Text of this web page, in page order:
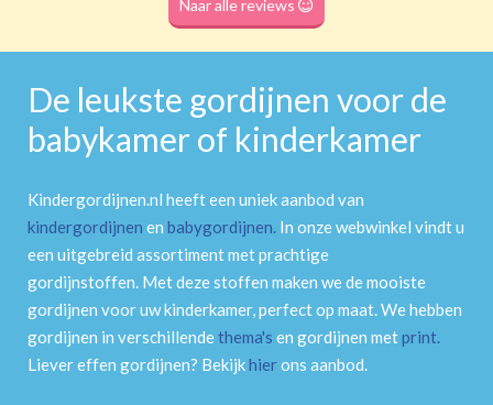
Naar alle reviews
De leukste gordijnen voor de
babykamer of kinderkamer
Kindergordijnen.nl heeft een uniek aanbod van
kindergordijnen en babygordijnen. In onze webwinkel vindt u
een uitgebreid assortiment met prachtige
gordijnstoffen. Met deze stoffen maken we de mooiste
gordijnen voor uw kinderkamer, perfect op maat. We hebben
gordijnen in verschillendethema's en gordijnen metprint.
Liever effen gordijnen? Bekijkhierons aanbod.